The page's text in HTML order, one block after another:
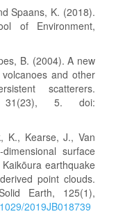
Spaans, K. (2018).
of Environment,
B. (2004). A new
and other
scatterers.
31(23), 5. doi:
K., Kearse, J., Van
surface
earthquake
point clouds.
Earth, 125(1),
2019JB018739